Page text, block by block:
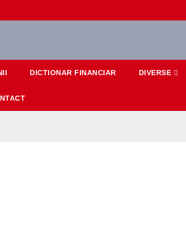
DICTIONAR FINANCIAR DIVERSE